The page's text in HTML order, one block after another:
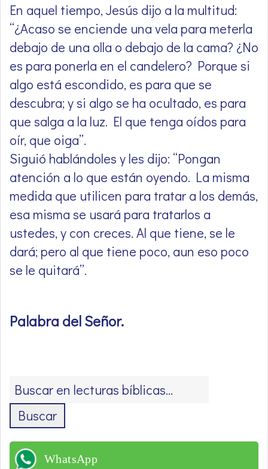
En aquel tiempo, Jesús dijo a la multitud:
“¿Acaso se enciende una vela para meterla
debajo de una olla o debajo de la cama? ¿No
es para ponerla en el candelero? Porque si
algo está escondido, es para que se
descubra; y si algo se ha ocultado, es para
que salga a la luz. El que tenga oídos para
oír, que oiga”.
Siguió hablándoles y les dijo: “Pongan
atención a lo que están oyendo. La misma
medida que utilicen para tratar a los demás,
esa misma se usará para tratarlos a
ustedes, y con creces. Al que tiene, se le
dará; pero al que tiene poco, aun eso poco
se le quitará”.
Palabra del Señor.
Buscar
WhatsApp